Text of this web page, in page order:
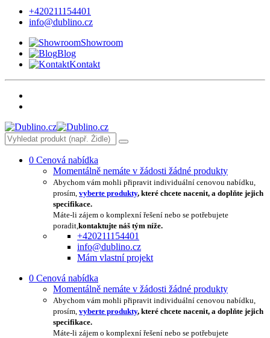
+420211154401
info@dublino.cz
Showroom
Blog
Kontakt
0 Cenová nabídka
Momentálně nemáte v žádosti žádné produkty
Abychom vám mohli připravit individuální cenovou nabídku,
prosím, vyberte produkty, které chcete nacenit, a doplňte jejich
specifikace.
Máte-li zájem o komplexní řešení nebo se potřebujete
poradit,kontaktujte náš tým níže.
+420211154401
info@dublino.cz
Mám vlastní projekt
0 Cenová nabídka
Momentálně nemáte v žádosti žádné produkty
Abychom vám mohli připravit individuální cenovou nabídku,
prosím, vyberte produkty, které chcete nacenit, a doplňte jejich
specifikace.
Máte-li zájem o komplexní řešení nebo se potřebujete